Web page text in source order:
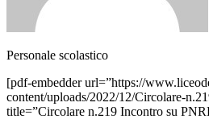
Personale scolastico
[pdf-embedder url=”https://
content/uploads/2022/12/Circolare-
title=”Circolare n.219 Incontro su